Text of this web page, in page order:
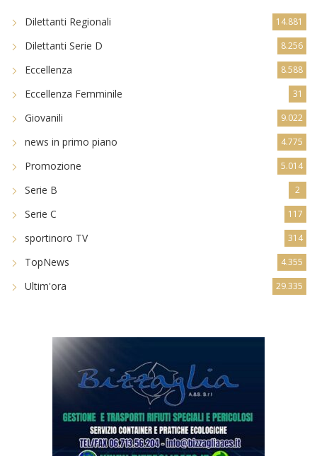
Dilettanti Regionali 14.881
Dilettanti Serie D 8.256
Eccellenza 8.588
Eccellenza Femminile 31
Giovanili 9.022
news in primo piano 4.775
Promozione 5.014
Serie B 2
Serie C 117
sportinoro TV 314
TopNews 4.355
Ultim'ora 29.335